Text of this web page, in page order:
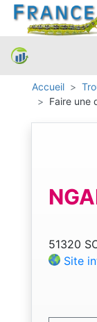
Accueil
Faire une
51320
Site